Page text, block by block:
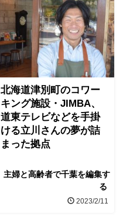
北海道津別町のコワー
キング施設・JIMBA、
道東テレビなどを手掛
ける立川さんの夢が詰
まった拠点
主婦と高齢者で千葉を編集す
る
2023/2/11